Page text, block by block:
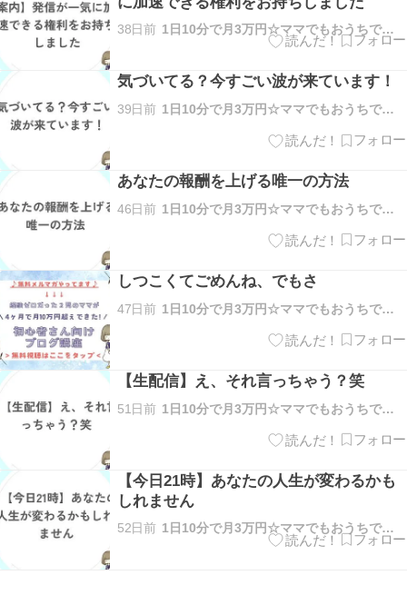
38日前 1日10分で月3万円☆ママでもおうちで稼げる方法を解説
気づいてる？今すごい波が来ています！
39日前 1日10分で月3万円☆ママでもおうちで稼げる方法を解説
あなたの報酬を上げる唯一の方法
46日前 1日10分で月3万円☆ママでもおうちで稼げる方法を解説
しつこくてごめんね、でもさ
47日前 1日10分で月3万円☆ママでもおうちで稼げる方法を解説
【生配信】え、それ言っちゃう？笑
51日前 1日10分で月3万円☆ママでもおうちで稼げる方法を解説
【今日21時】あなたの人生が変わるかも
しれません
52日前 1日10分で月3万円☆ママでもおうちで稼げる方法を解説